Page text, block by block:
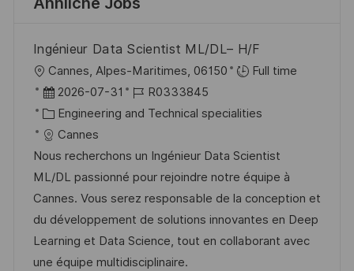
Ingénieur Data Scientist ML/DL– H/F
O
r
t
Cannes, Alpes-Maritimes, 06150
Full time
D
a
t
u
m
d
e
r
V
2026-07-31
J
o
-
I
D
R0333845
K
a
t
e
g
o
r
i
Engineering and Technical specialities
Cannes
Nous recherchons un Ingénieur Data Scientist
ML/DL passionné pour rejoindre notre équipe à
Cannes. Vous serez responsable de la conception et
du développement de solutions innovantes en Deep
Learning et Data Science, tout en collaborant avec
une équipe multidisciplinaire.